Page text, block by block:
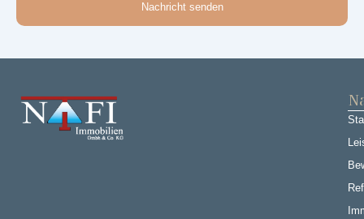
Nachricht senden